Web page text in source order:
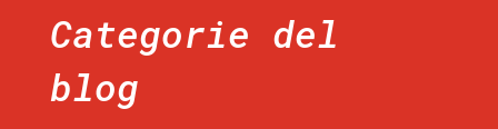
Categorie del
blog